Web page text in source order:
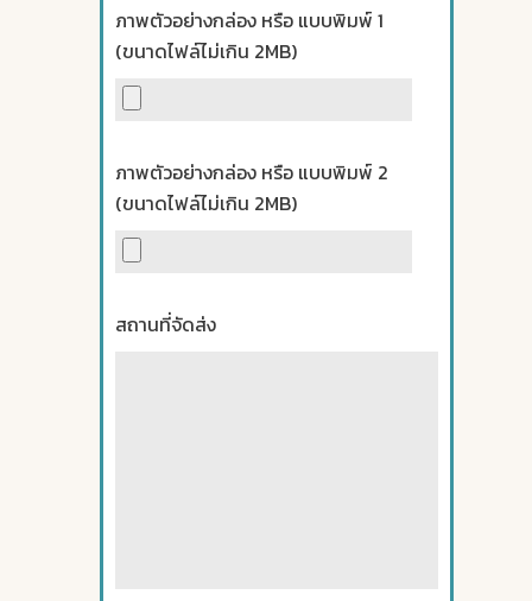
ภาพตัวอย่างกล่อง หรือ แบบพิมพ์ 1
(ขนาดไฟล์ไม่เกิน 2MB)
ภาพตัวอย่างกล่อง หรือ แบบพิมพ์ 2
(ขนาดไฟล์ไม่เกิน 2MB)
สถานที่จัดส่ง